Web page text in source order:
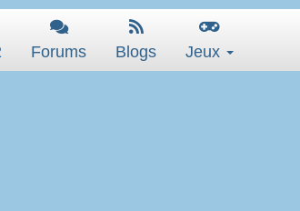
Forums Blogs Jeux